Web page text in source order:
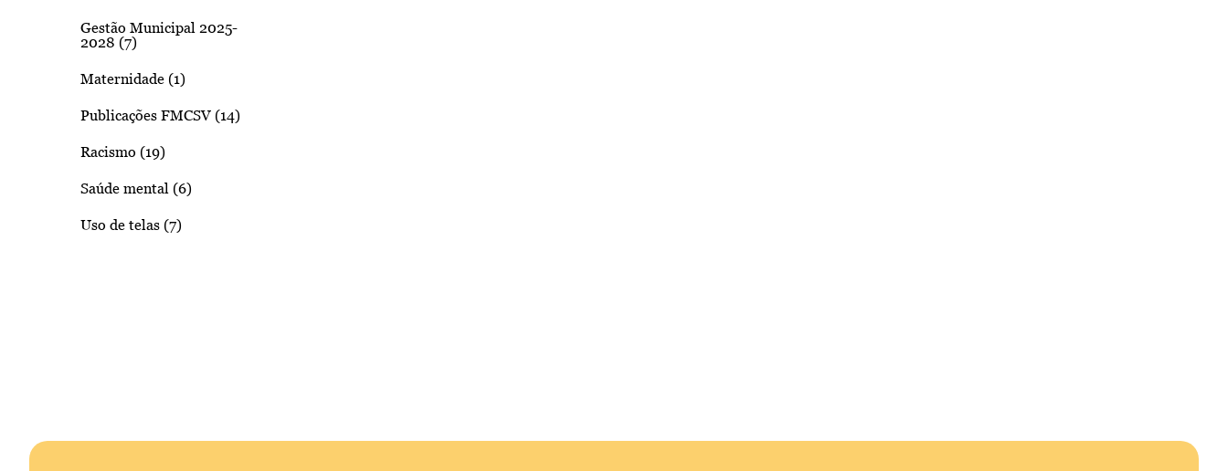
Gestão Municipal 2025-
2028 (7)
Maternidade (1)
Publicações FMCSV (14)
Racismo (19)
Saúde mental (6)
Uso de telas (7)